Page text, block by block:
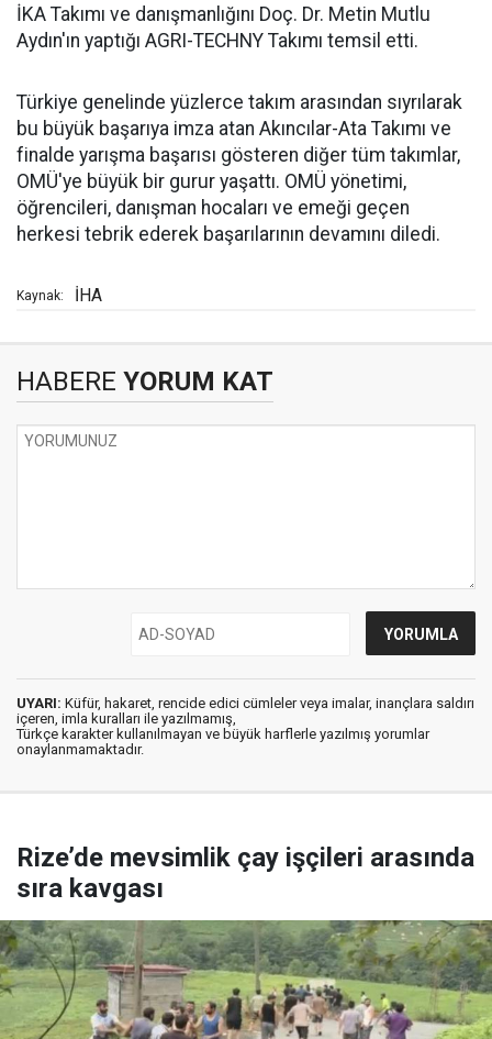
İKA Takımı ve danışmanlığını Doç. Dr. Metin Mutlu
Aydın'ın yaptığı AGRI-TECHNY Takımı temsil etti.
Türkiye genelinde yüzlerce takım arasından sıyrılarak
bu büyük başarıya imza atan Akıncılar-Ata Takımı ve
finalde yarışma başarısı gösteren diğer tüm takımlar,
OMÜ'ye büyük bir gurur yaşattı. OMÜ yönetimi,
öğrencileri, danışman hocaları ve emeği geçen
herkesi tebrik ederek başarılarının devamını diledi.
Kaynak: İHA
HABERE YORUM KAT
UYARI: Küfür, hakaret, rencide edici cümleler veya imalar, inançlara saldırı
içeren, imla kuralları ile yazılmamış,
Türkçe karakter kullanılmayan ve büyük harflerle yazılmış yorumlar
onaylanmamaktadır.
Rize’de mevsimlik çay işçileri arasında
sıra kavgası